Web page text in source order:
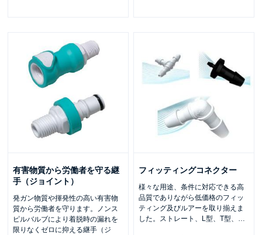
有害物質から労働者を守る継
手（ジョイント）
発ガン物質や揮発性の高い有害物
質から労働者を守ります。ノンス
ピルバルブにより着脱時の漏れを
限りなくゼロに抑える継手（ジ
フィッティングコネクター
様々な用途、条件に対応できる高
品質でありながら低価格のフィッ
ティング及びルアーを取り揃えま
した。ストレート、L型、T型、